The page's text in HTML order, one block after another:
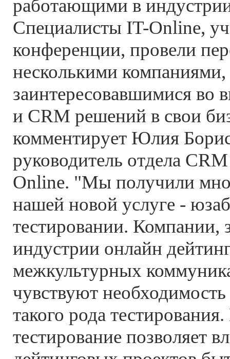
работающими в
Специалисты IT-Online,
конференции, провели
несколькими компаниями,
заинтересовавшимися во
и CRM решений в свои
комментирует Юлия
руководитель отдела
Online. "Мы получили
нашей новой услуге -
тестировании. Компании,
индустрии онлайн
межкультурных
чувствуют
такого рода
тестирование позволяет